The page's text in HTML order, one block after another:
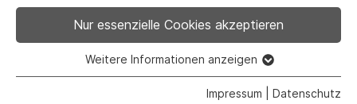
Vorlesestunden der
Stadtbücherei
Nur essenzielle Cookies akzeptieren
Essenzielle Cookies werden für grundlegende Funktionen
Weitere Informationen anzeigen
Impressum Datenschutz